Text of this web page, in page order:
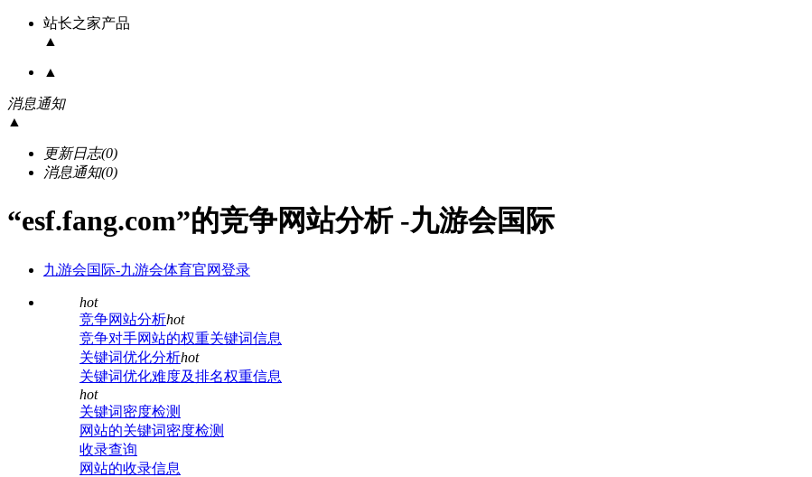
站长之家产品
▲
▲
消息通知
▲
更新日志(0)
消息通知(0)
“esf.fang.com”的竞争网站分析 -九游会国际
九游会国际-九游会体育官网登录
hot
竞争网站分析hot
竞争对手网站的权重关键词信息
关键词优化分析hot
关键词优化难度及排名权重信息
hot
关键词密度检测
网站的关键词密度检测
收录查询
网站的收录信息